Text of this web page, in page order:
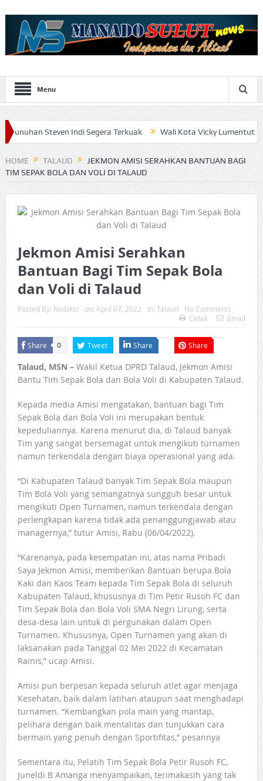
Menu
Indi Segera Terkuak Wali Kota Vicky Lumentut Serahkan
HOME TALAUD
JEKMON AMISI SERAHKAN BANTUAN BAGI
TIM SEPAK BOLA DAN VOLI DI TALAUD
Jekmon Amisi Serahkan
Bantuan Bagi Tim Sepak Bola
dan Voli di Talaud
Posted By: Redaksi on: April 07, 2022 In: Talaud
No Comments
Cetak
Email
Share 0 Tweet Share Share
Talaud, MSN – Wakil Ketua DPRD Talaud, Jekmon Amisi
Bantu Tim Sepak Bola dan Bola Voli di Kabupaten Talaud.
Kepada media Amisi mengatakan, bantuan bagi Tim
Sepak Bola dan Bola Voli ini merupakan bentuk
kepeduliannya. Karena menurut dia, di Talaud banyak
Tim yang sangat bersemagat untuk mengikuti turnamen
namun terkendala dengan biaya operasional yang ada.
“Di Kabupaten Talaud banyak Tim Sepak Bola maupun
Tim Bola Voli yang semangatnya sungguh besar untuk
mengikuti Open Turnamen, namun terkendala dengan
perlengkapan karena tidak ada penanggungjawab atau
managernya,” tutur Amisi, Rabu (06/04/2022).
“Karenanya, pada kesempatan ini, atas nama Pribadi
Saya Jekmon Amisi, memberikan Bantuan berupa Bola
Kaki dan Kaos Team kepada Tim Sepak Bola di seluruh
Kabupaten Talaud, khususnya di Tim Petir Rusoh FC dan
Tim Sepak Bola dan Bola Voli SMA Negri Lirung, serta
desa-desa lain untuk di pergunakan dalam Open
Turnamen. Khususnya, Open Turnamen yang akan di
laksanakan pada Tanggal 02 Mei 2022 di Kecamatan
Rainis,” ucap Amisi.
Amisi pun berpesan kepada seluruh atlet agar menjaga
Kesehatan, baik dalam latihan ataupun saat menghadapi
turnamen. “Kembangkan pola main yang mantap,
pelihara dengan baik mentalitas dan tunjukkan cara
bermain yang penuh dengan Sportifitas,” pesannya
Sementara itu, Pelatih Tim Sepak Bola Petir Rusoh FC,
Juneldi B Amanga menyampaikan, terimakasih yang tak